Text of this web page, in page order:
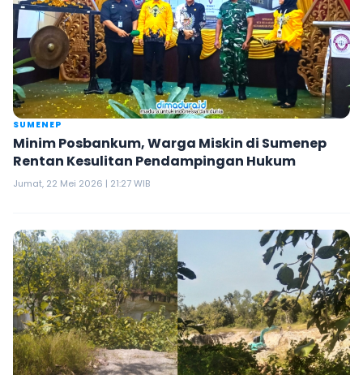
SUMENEP
Minim Posbankum, Warga Miskin di Sumenep
Rentan Kesulitan Pendampingan Hukum
Jumat, 22 Mei 2026 | 21:27 WIB